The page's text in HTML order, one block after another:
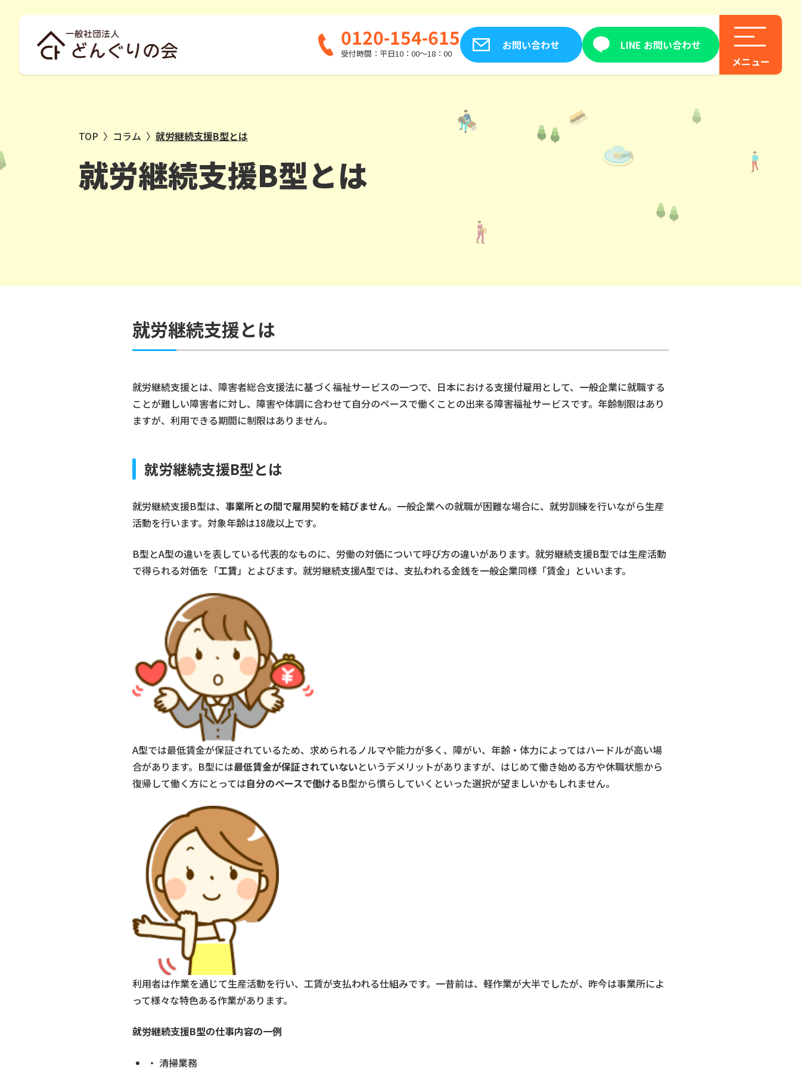
0120-154-615
受付時間：平日10：00～18：00
お問い合わせ LINE お問い合わせ
TOP 〉 コラム 〉 就労継続支援B型とは
就労継続支援B型とは
就労継続支援とは
就労継続支援とは、障害者総合支援法に基づく福祉サービスの一つで、日本における支援付雇用として、一般企業に就職する
ことが難しい障害者に対し、障害や体調に合わせて自分のペースで働くことの出来る障害福祉サービスです。年齢制限はあり
ますが、利用できる期間に制限はありません。
就労継続支援B型とは
就労継続支援B型は、 事業所との間で雇用契約を結びません。一般企業への就職が困難な場合に、就労訓練を行いながら生産
活動を行います。対象年齢は18歳以上です。
B型とA型の違いを表している代表的なものに、労働の対価について呼び方の違いがあります。就労継続支援B型では生産活動
で得られる対価を「工賃」とよびます。就労継続支援A型では、支払われる金銭を一般企業同様「賃金」といいます。
A型では最低賃金が保証されているため、求められるノルマや能力が多く、障がい、年齢・体力によってはハードルが高い場
合があります。B型には最低賃金が保証されていないというデメリットがありますが、はじめて働き始める方や休職状態から
復帰して働く方にとっては自分のペースで働けるB型から慣らしていくといった選択が望ましいかもしれません。
利用者は作業を通じて生産活動を行い、工賃が支払われる仕組みです。一昔前は、軽作業が大半でしたが、昨今は事業所によ
って様々な特色ある作業があります。
就労継続支援B型の仕事内容の一例
・ 清掃業務